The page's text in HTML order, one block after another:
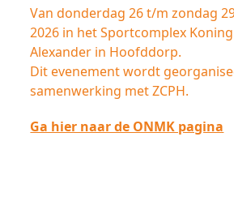
Van donderdag 26 t/m zondag
2026 in het Sportcomplex
Alexander in Hoofddorp.
Dit evenement wordt
samenwerking met ZCPH.
Ga hier naar de ONMK pagina